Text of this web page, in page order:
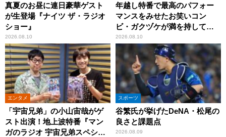
真夏のお昼に連日豪華ゲスト
が生登場『ナイツ ザ・ラジオ
ショー』
2026.08.10
年越し特番で最高のパフォー
マンスをみせたお笑いコン
ビ・ガクヅケが満を持して
『オールナイトニッポン
0(ZERO)』に登場！
2026.08.10
エンタメ
「宇宙兄弟」の小山宙哉がゲ
スト出演！地上波特番『マン
ガのラジオ 宇宙兄弟スペシャ
スポーツ
谷繁氏が挙げたDeNA・松尾の
良さと課題点
2026.08.09